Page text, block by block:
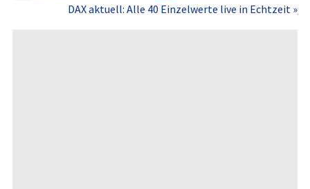
DAX aktuell: Alle 40 Einzelwerte live in Echtzeit »